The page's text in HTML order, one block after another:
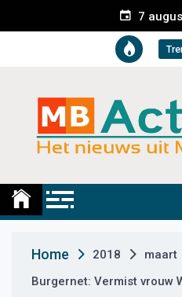
e
t
7
Medemblik
Home 2018 maart
Burgernet: Vermist vrouw